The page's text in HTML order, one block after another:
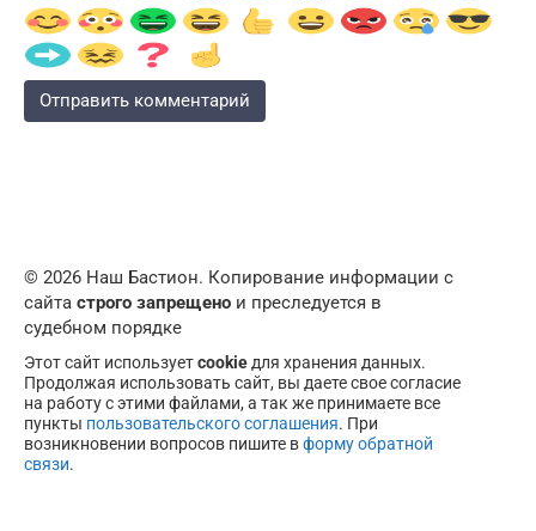
© 2026 Наш Бастион. Копирование информации с
сайта строго запрещено и преследуется в
судебном порядке
Этот сайт используетcookieдля хранения данных.
Продолжая использовать сайт, вы даете свое согласие
на работу с этими файлами, а так же принимаете все
пункты пользовательского соглашения. При
возникновении вопросов пишите вформу обратной
связи.